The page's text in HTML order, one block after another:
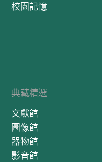
校園記憶
典藏精選
文獻館
圖像館
器物館
影音館